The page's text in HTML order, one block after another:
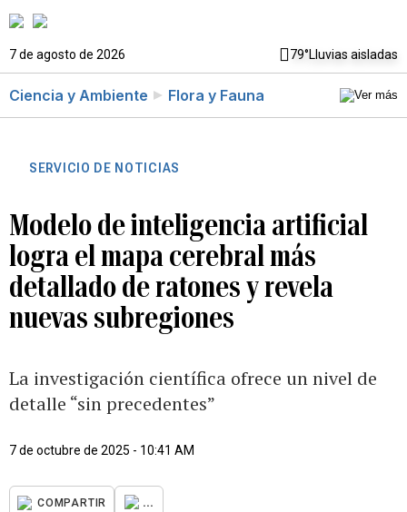
7 de agosto de 2026 79°Lluvias aisladas
Ciencia y Ambiente Flora y Fauna
SERVICIO DE NOTICIAS
Modelo de inteligencia artificial
logra el mapa cerebral más
detallado de ratones y revela
nuevas subregiones
La investigación científica ofrece un nivel de
detalle “sin precedentes”
7 de octubre de 2025 - 10:41 AM
COMPARTIR ...